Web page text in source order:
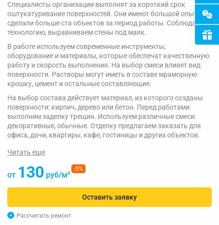
Специалисты организации выполнят за короткий срок
оштукатуривание поверхностей. Они имеют большой опыт,
сделали больше ста объектов за период работы. Соблюдаем
технологию, выравниваем стены под маяк.
В работе используем современные инструменты,
оборудование и материалы, которые обеспечат качественную
работу и скорость выполнения. На выбор смеси влияет вид
поверхности. Растворы могут иметь в составе мраморную
крошку, цемент и остальные составляющие.
На выбор состава действует материал, из которого созданы
поверхности: кирпич, дерево или бетон. Перед работами
выполним заделку трещин. Используем различные смеси:
декоративные, обычные. Отделку предлагаем заказать для
офиса, дачи, квартиры, кафе, гостиницы и других объектов.
Читать еще
от 130 руб/м²
-5%
Оставить заявку
Рассчитать ремонт